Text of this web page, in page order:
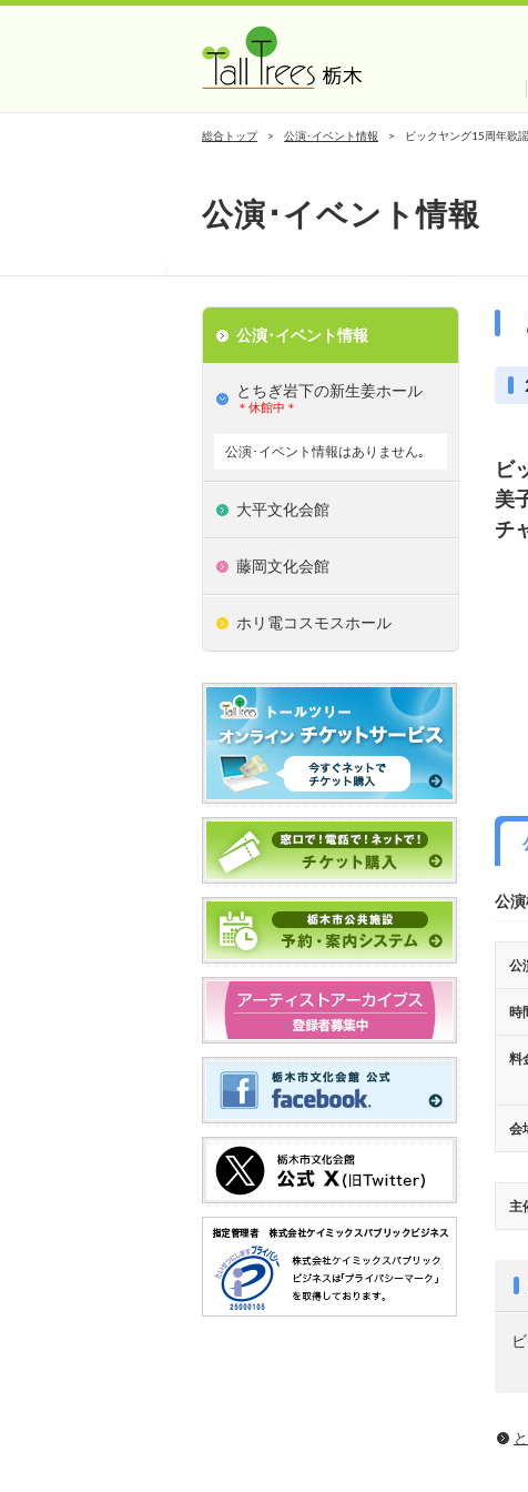
総合トップ 公演･イベント情報 ビックヤング15周年歌
公演･イベント情報
ビ
美
チ
公
公
時
料
会
主
公演･イベント情報
とちぎ岩下の新⽣姜ホール
＊休館中＊
公演･イベント情報はありません｡
大平文化会館
藤岡文化会館
ホリ電コスモスホール